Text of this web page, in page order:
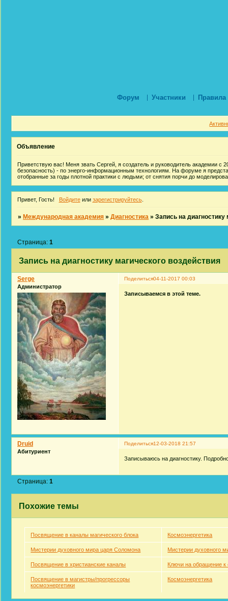
Форум Участники Правила
Объявление
Приветствую вас! Меня звать Сергей, я создатель и руководитель академии с
безопасность) - по энерго-информационным технологиям. На форуме я
отобранные за годы плотной практики с людьми; от снятия порчи до
Привет, Гость! Войдитеили зарегистрируйтесь.
»Международная академия »Диагностика »Запись на диагностику
Запись на диагностику магического воздействия
Страница:1
Поделиться04-11-2017 00:03
Serge
Администратор
Записываемся в этой теме.
Поделиться12-03-2018 21:57
Druid
Абитуриент
Записываюсь на диагностику.
Страница:1
Похожие темы
Посвящение в каналы магического блока Космоэнергетика
Мистерии духовного мира царя Соломона Мистерии духовного
Посвящение в христианские каналы Ключи на обращение
Посвящение в магистры/прогрессоры
космоэнергетики
Космоэнергетика